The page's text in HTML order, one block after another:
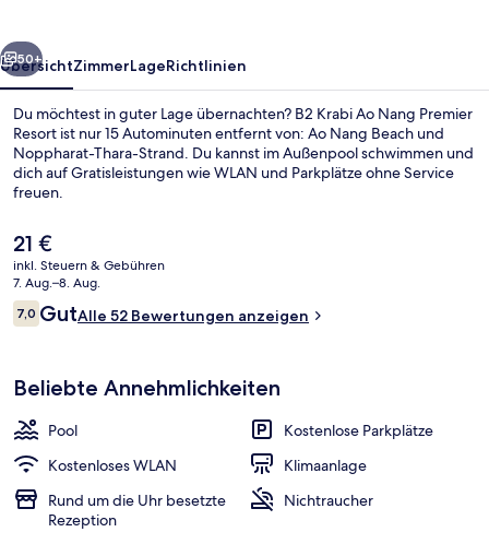
Weiter
50+
ÜbersichtZimmerLageRichtlinien
Du möchtest in guter Lage übernachten? B2 Krabi Ao Nang Premier
Resort ist nur 15 Autominuten entfernt von: Ao Nang Beach und
Noppharat-Thara-Strand. Du kannst im Außenpool schwimmen und
dich auf Gratisleistungen wie WLAN und Parkplätze ohne Service
freuen.
Der
aktuelle
Preis
beträgt
21 €.
21 €
inkl. Steuern & Gebühren
7. Aug.–8. Aug.
Bewertungen
7,07,0 von 10.
GutAlle 52 Bewertungen anzeigen
Beliebte Annehmlichkeiten
Pool
Kostenlose Parkplätze
Kostenloses WLAN
Klimaanlage
Rund um die Uhr besetzte
Rezeption
Nichtraucher